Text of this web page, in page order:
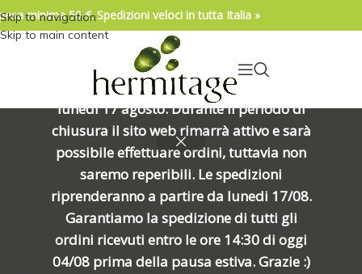
04/08/2026. IMPORTANTE, SI PREGA DI
LEGGERE: Venerdì 7 agosto alle ore
15:00 chiuderemo per una meritata
pausa e riapriremo alle ore 8:00 di
lunedì 17 agosto. Durante il periodo di
chiusura il sito web rimarrà attivo e sarà
possibile effettuare ordini, tuttavia non
saremo reperibili. Le spedizioni
riprenderanno a partire da lunedi 17/08.
Garantiamo la spedizione di tutti gli
ordini ricevuti entro le ore 14:30 di oggi
04/08 prima della pausa estiva. Grazie :)
Skip to navigation
Skip to main content
minima 50 €. Spedizioni veloci in tutta Italia »